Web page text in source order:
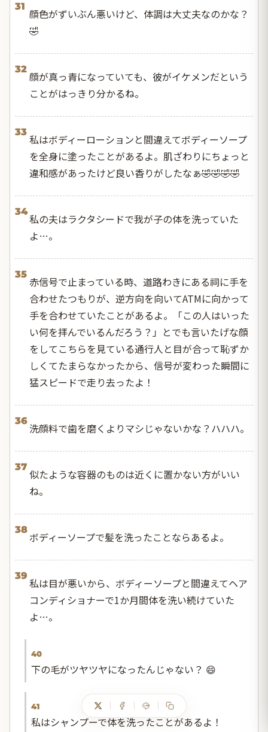
31
顔色がずいぶん悪いけど、体調は大丈夫なのかな？
🤣
32
顔が真っ青になっていても、彼がイケメンだという
ことがはっきり分かるね。
33
私はボディーローションと間違えてボディーソープ
を全身に塗ったことがあるよ。肌ざわりにちょっと
違和感があったけど良い香りがしたなぁ🤣🤣🤣🤣
34
私の夫はラクタシードで我が子の体を洗っていた
よ…。
35
赤信号で止まっている時、道路わきにある祠に手を
合わせたつもりが、逆方向を向いてATMに向かって
手を合わせていたことがあるよ。「この人はいった
い何を拝んでいるんだろう？」とでも言いたげな顔
をしてこちらを見ている通行人と目が合って恥ずか
しくてたまらなかったから、信号が変わった瞬間に
猛スピードで走り去ったよ！
36
洗顔料で歯を磨くよりマシじゃないかな？ハハハ。
37
似たような容器のものは近くに置かない方がいい
ね。
38
ボディーソープで髪を洗ったことならあるよ。
39
私は目が悪いから、ボディーソープと間違えてヘア
コンディショナーで1か月間体を洗い続けていた
よ…。
40
下の毛がツヤツヤになったんじゃない？ 😄
41
私はシャンプーで体を洗ったことがあるよ！